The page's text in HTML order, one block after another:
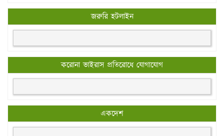
জরুরি হটলাইন
করোনা ভাইরাস প্রতিরোধে যোগাযোগ
একদেশ